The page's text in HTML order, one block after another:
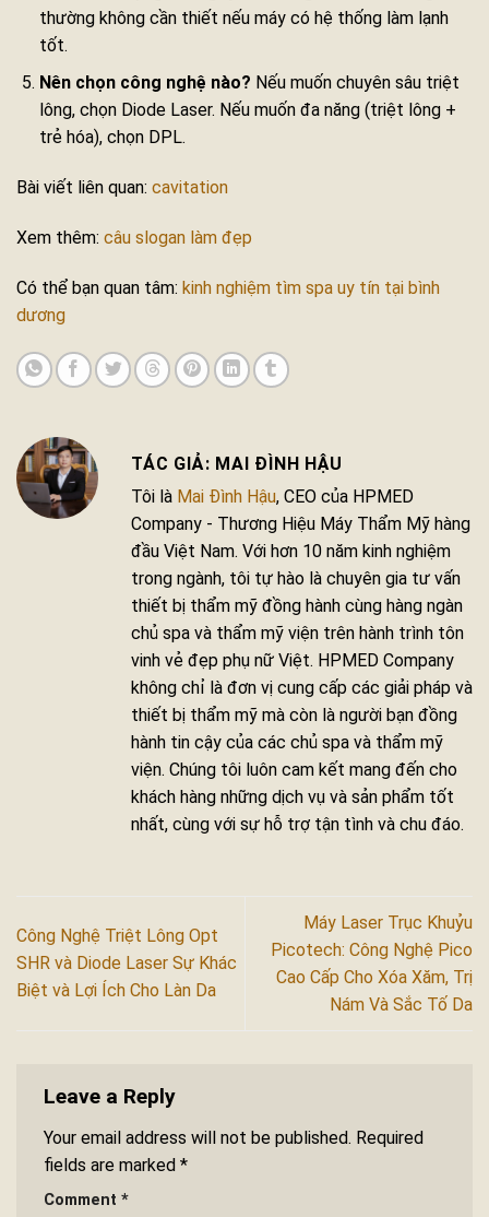
thường không cần thiết nếu máy có hệ thống làm lạnh
tốt.
Nên chọn công nghệ nào? Nếu muốn chuyên sâu triệt
lông, chọn Diode Laser. Nếu muốn đa năng (triệt lông +
trẻ hóa), chọn DPL.
Bài viết liên quan: cavitation
Xem thêm: câu slogan làm đẹp
Có thể bạn quan tâm: kinh nghiệm tìm spa uy tín tại bình
dương
MAI ĐÌNH HẬU
Tôi là Mai Đình Hậu, CEO của HPMED
Company - Thương Hiệu Máy Thẩm Mỹ hàng
đầu Việt Nam. Với hơn 10 năm kinh nghiệm
trong ngành, tôi tự hào là chuyên gia tư vấn
thiết bị thẩm mỹ đồng hành cùng hàng ngàn
chủ spa và thẩm mỹ viện trên hành trình tôn
vinh vẻ đẹp phụ nữ Việt. HPMED Company
không chỉ là đơn vị cung cấp các giải pháp và
thiết bị thẩm mỹ mà còn là người bạn đồng
hành tin cậy của các chủ spa và thẩm mỹ
viện. Chúng tôi luôn cam kết mang đến cho
khách hàng những dịch vụ và sản phẩm tốt
nhất, cùng với sự hỗ trợ tận tình và chu đáo.
Công Nghệ Triệt Lông Opt
SHR và Diode Laser Sự Khác
Biệt và Lợi Ích Cho Làn Da
Máy Laser Trục Khuỷu
Picotech: Công Nghệ Pico
Cao Cấp Cho Xóa Xăm, Trị
Nám Và Sắc Tố Da
Leave a Reply
Your email address will not be published. Required
fields are marked *
Comment *